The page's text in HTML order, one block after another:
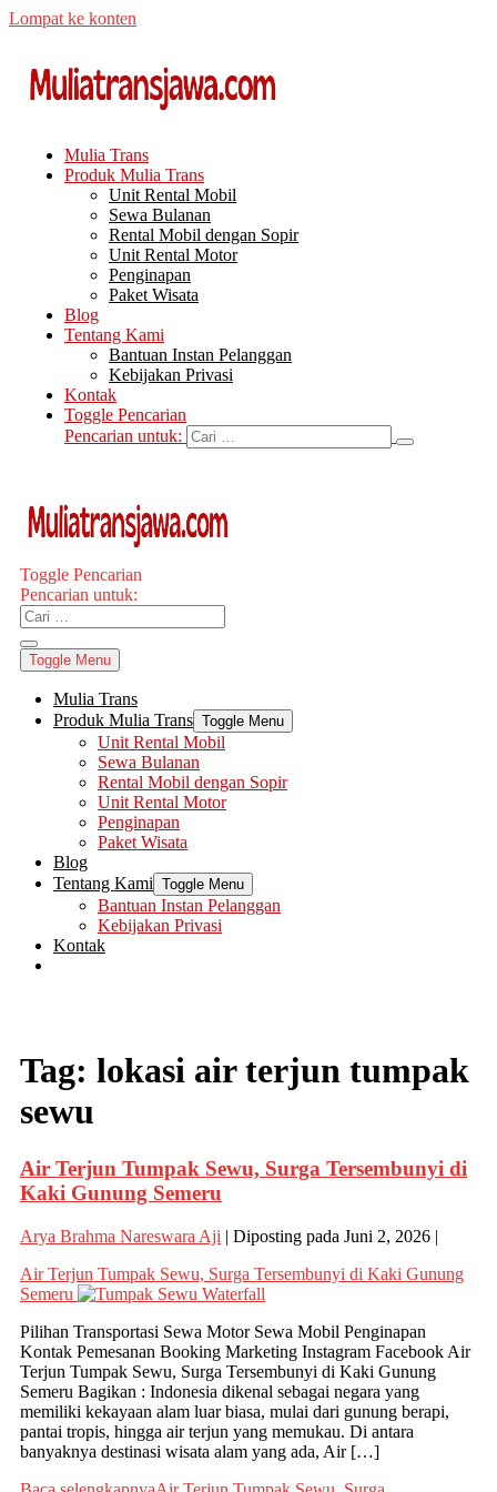
Lompat ke konten
Mulia Trans
Produk Mulia Trans
Unit Rental Mobil
Sewa Bulanan
Rental Mobil dengan Sopir
Unit Rental Motor
Penginapan
Paket Wisata
Blog
Tentang Kami
Bantuan Instan Pelanggan
Kebijakan Privasi
Kontak
Toggle Pencarian
Pencarian untuk:
Toggle Pencarian
Pencarian untuk:
Toggle Menu
Mulia Trans
Produk Mulia Trans Toggle Menu
Unit Rental Mobil
Sewa Bulanan
Rental Mobil dengan Sopir
Unit Rental Motor
Penginapan
Paket Wisata
Blog
Tentang Kami Toggle Menu
Bantuan Instan Pelanggan
Kebijakan Privasi
Kontak
Tag: lokasi air terjun tumpak
sewu
Air Terjun Tumpak Sewu, Surga Tersembunyi di
Kaki Gunung Semeru
Arya Brahma Nareswara Aji | Diposting pada Juni 2, 2026 |
Air Terjun Tumpak Sewu, Surga Tersembunyi di Kaki Gunung
Semeru
Pilihan Transportasi Sewa Motor Sewa Mobil Penginapan
Kontak Pemesanan Booking Marketing Instagram Facebook Air
Terjun Tumpak Sewu, Surga Tersembunyi di Kaki Gunung
Semeru Bagikan : Indonesia dikenal sebagai negara yang
memiliki kekayaan alam luar biasa, mulai dari gunung berapi,
pantai tropis, hingga air terjun yang memukau. Di antara
banyaknya destinasi wisata alam yang ada, Air […]